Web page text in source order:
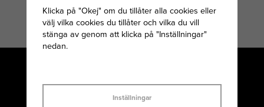
150 KR
Klicka på "Okej" om du tillåter alla cookies eller
välj vilka cookies du tillåter och vilka du vill
stänga av genom att klicka på "Inställningar"
nedan.
Inställningar